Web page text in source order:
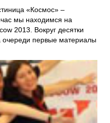
«Космос» –
мы находимся на
2013. Вокруг десятки
очереди первые материалы